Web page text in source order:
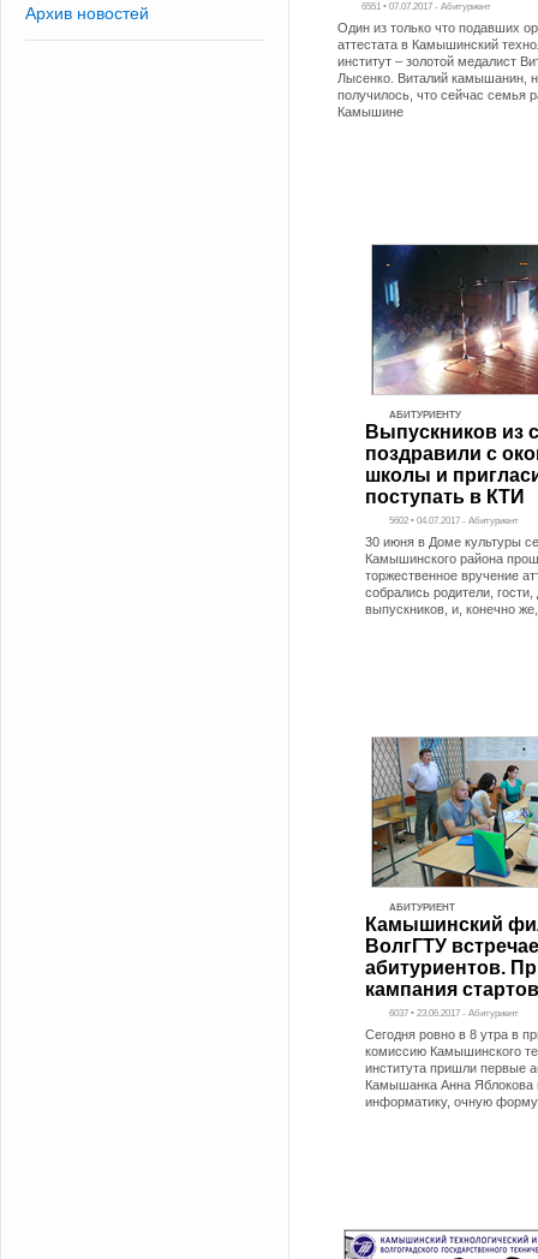
Архив новостей 6551 • 07.07.2017 - Абитуриент
Один из только что подавших
аттестата в Камышинский
институт – золотой медалист
Лысенко. Виталий камышанин,
получилось, что сейчас семья
Камышине
АБИТУРИЕНТУ
Выпускников из
поздравили с
школы и
поступать в КТИ
5602 • 04.07.2017 - Абитуриент
30 июня в Доме культуры
Камышинского района
торжественное вручение
собрались родители, гости,
выпускников, и, конечно
АБИТУРИЕНТ
Камышинский
ВолгГТУ
абитуриентов.
кампания
6037 • 23.06.2017 - Абитуриент
Сегодня ровно в 8 утра в
комиссию Камышинского
института пришли первые
Камышанка Анна Яблокова
информатику, очную